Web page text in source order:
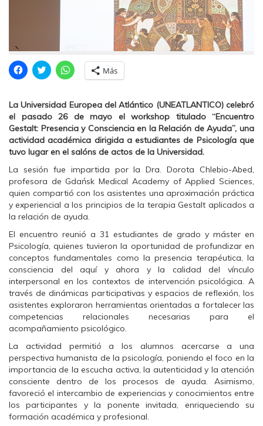
H
a
i
c
p
a
r
a
c
m
p
a
r
t
i
r
e
F
a
c
e
b
o
o
k
(
S
e
a
b
e
e
n
u
n
a
v
e
n
t
a
H
a
i
c
p
a
r
a
c
m
p
r
t
i
r
e
T
w
i
t
t
e
r
S
e
a
b
r
e
n
u
n
a
v
e
n
t
a
n
H
a
l
i
p
a
r
a
c
m
p
a
r
t
i
r
e
W
h
a
t
s
A
p
p
(
S
b
e
e
n
u
n
a
v
e
n
t
a
Más
La Universidad Europea del Atlántico (UNEATLANTICO) celebró
el pasado 26 de mayo el workshop titulado “Encuentro
Gestalt: Presencia y Consciencia en la Relación de Ayuda”, una
actividad académica dirigida a estudiantes de Psicología que
tuvo lugar en el salóns de actos de la Universidad.
La sesión fue impartida por la Dra. Dorota Chlebio-Abed,
profesora de Gdańsk Medical Academy of Applied Sciences,
quien compartió con los asistentes una aproximación práctica
y experiencial a los principios de la terapia Gestalt aplicados a
la relación de ayuda.
El encuentro reunió a 31 estudiantes de grado y máster en
Psicología, quienes tuvieron la oportunidad de profundizar en
conceptos fundamentales como la presencia terapéutica, la
consciencia del aquí y ahora y la calidad del vínculo
interpersonal en los contextos de intervención psicológica. A
través de dinámicas participativas y espacios de reflexión, los
asistentes exploraron herramientas orientadas a fortalecer las
competencias relacionales necesarias para el
acompañamiento psicológico.
La actividad permitió a los alumnos acercarse a una
perspectiva humanista de la psicología, poniendo el foco en la
importancia de la escucha activa, la autenticidad y la atención
consciente dentro de los procesos de ayuda. Asimismo,
favoreció el intercambio de experiencias y conocimientos entre
los participantes y la ponente invitada, enriqueciendo su
formación académica y profesional.